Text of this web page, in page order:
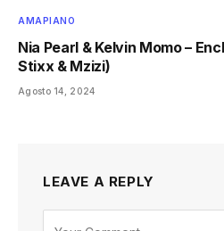
AMAPIANO
Nia Pearl & Kelvin Momo –
Stixx & Mzizi)
Agosto 14, 2024
LEAVE A REPLY